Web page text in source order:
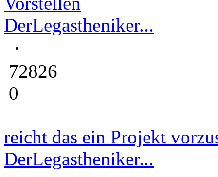
DerLegastheniker...
72826
0
reicht das ein Projekt
DerLegastheniker...